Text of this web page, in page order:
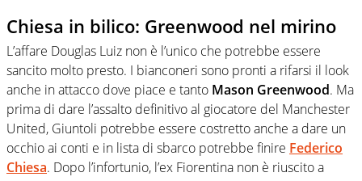
Chiesa in bilico: Greenwood nel mirino
L’affare Douglas Luiz non è l’unico che potrebbe essere
sancito molto presto. I bianconeri sono pronti a rifarsi il look
anche in attacco dove piace e tanto Mason Greenwood. Ma
prima di dare l’assalto definitivo al giocatore del Manchester
United, Giuntoli potrebbe essere costretto anche a dare un
occhio ai conti e in lista di sbarco potrebbe finire Federico
Chiesa. Dopo l’infortunio, l’ex Fiorentina non è riuscito a